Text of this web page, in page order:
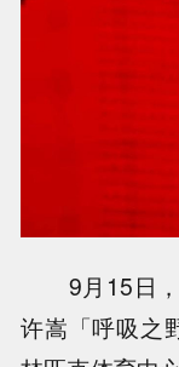
9月15日
许嵩「呼吸之